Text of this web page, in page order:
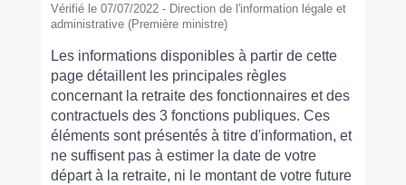
Vérifié le 07/07/2022 - Direction de l'information légale et
administrative (Première ministre)
Les informations disponibles à partir de cette
page détaillent les principales règles
concernant la retraite des fonctionnaires et des
contractuels des 3 fonctions publiques. Ces
éléments sont présentés à titre d'information, et
ne suffisent pas à estimer la date de votre
départ à la retraite, ni le montant de votre future